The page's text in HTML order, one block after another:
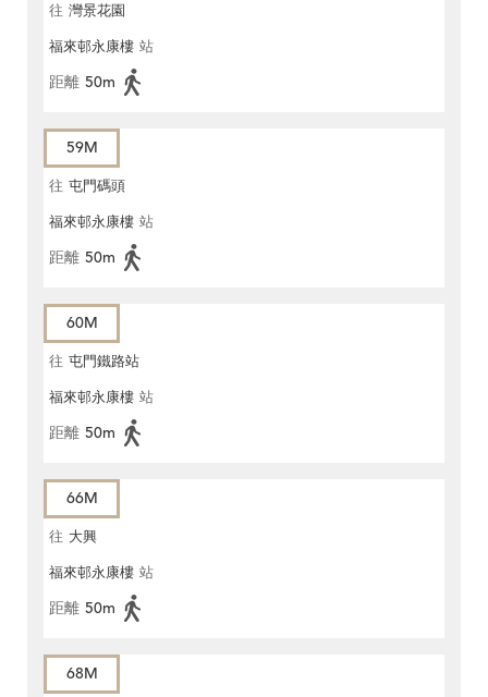
往 灣景花園
福來邨永康樓 站
距離 50m
59M
往 屯門碼頭
福來邨永康樓 站
距離 50m
60M
往 屯門鐵路站
福來邨永康樓 站
距離 50m
66M
往 大興
福來邨永康樓 站
距離 50m
68M